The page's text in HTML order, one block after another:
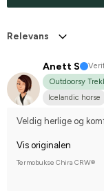
Relevans
Anett S
Outdoorsy
Icelandic horse
Veldig herlige og
Vis originalen
Termobukse Chira CRW®